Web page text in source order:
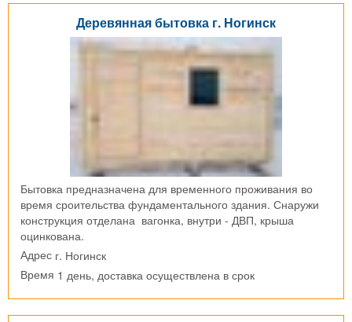
Деревянная бытовка г. Ногинск
Бытовка предназначена для временного проживания во
время сроительства фундаментального здания. Снаружи
конструкция отделана вагонка, внутри - ДВП, крыша
оцинкована.
Адрес г. Ногинск
Время 1 день, доставка осуществлена в срок